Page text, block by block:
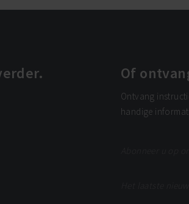
Of
Ontvang
handige